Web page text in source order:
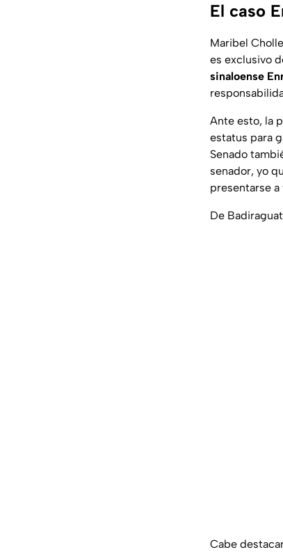
El caso
Maribel
es exclusivo
sinaloense
Ante esto, la
estatus para
Senado
senador, yo
presentarse a
De
Cabe